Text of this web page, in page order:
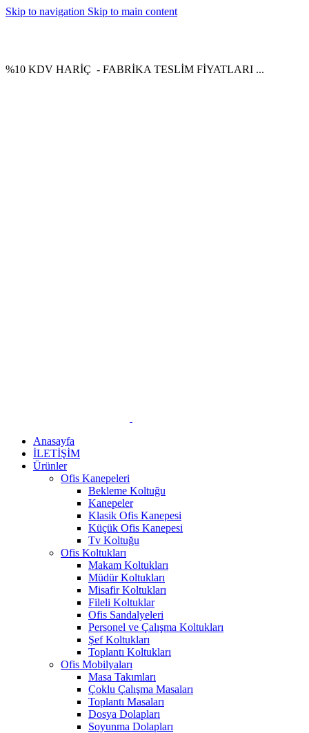
Skip to navigation Skip to main content
%10 KDV HARİÇ - FABRİKA TESLİM FİYATLARI ...
Anasayfa
İLETİŞİM
Ürünler
Ofis Kanepeleri
Bekleme Koltuğu
Kanepeler
Klasik Ofis Kanepesi
Küçük Ofis Kanepesi
Tv Koltuğu
Ofis Koltukları
Makam Koltukları
Müdür Koltukları
Misafir Koltukları
Fileli Koltuklar
Ofis Sandalyeleri
Personel ve Çalışma Koltukları
Şef Koltukları
Toplantı Koltukları
Ofis Mobilyaları
Masa Takımları
Çoklu Çalışma Masaları
Toplantı Masaları
Dosya Dolapları
Soyunma Dolapları